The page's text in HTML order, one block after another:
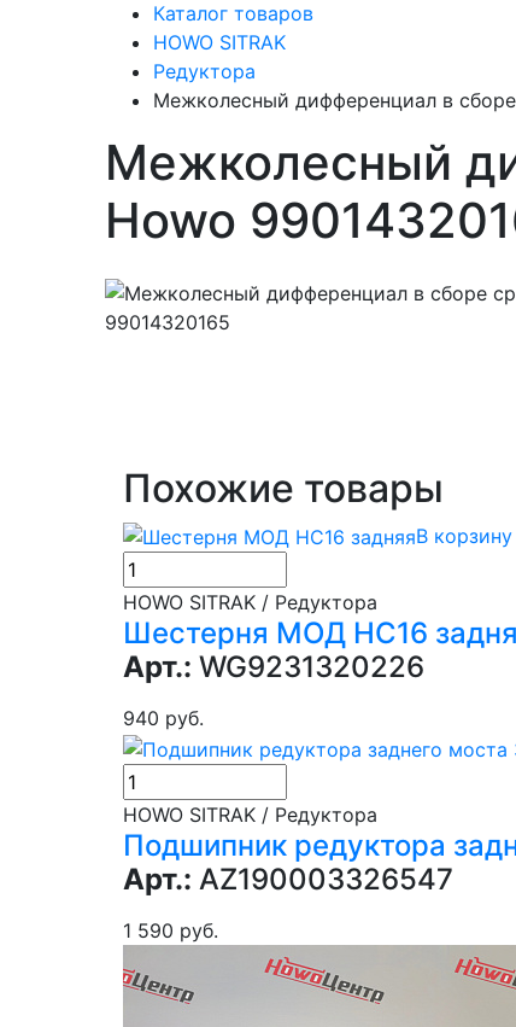
Каталог товаров
HOWO SITRAK
Редуктора
Межколесный дифференциал в
Межколесный
Howo
Похожие товары
В корзину
HOWO SITRAK / Редуктора
Шестерня МОД НС16
Арт.: WG9231320226
940 руб.
HOWO SITRAK / Редуктора
Подшипник редуктора
Арт.: AZ190003326547
1 590 руб.